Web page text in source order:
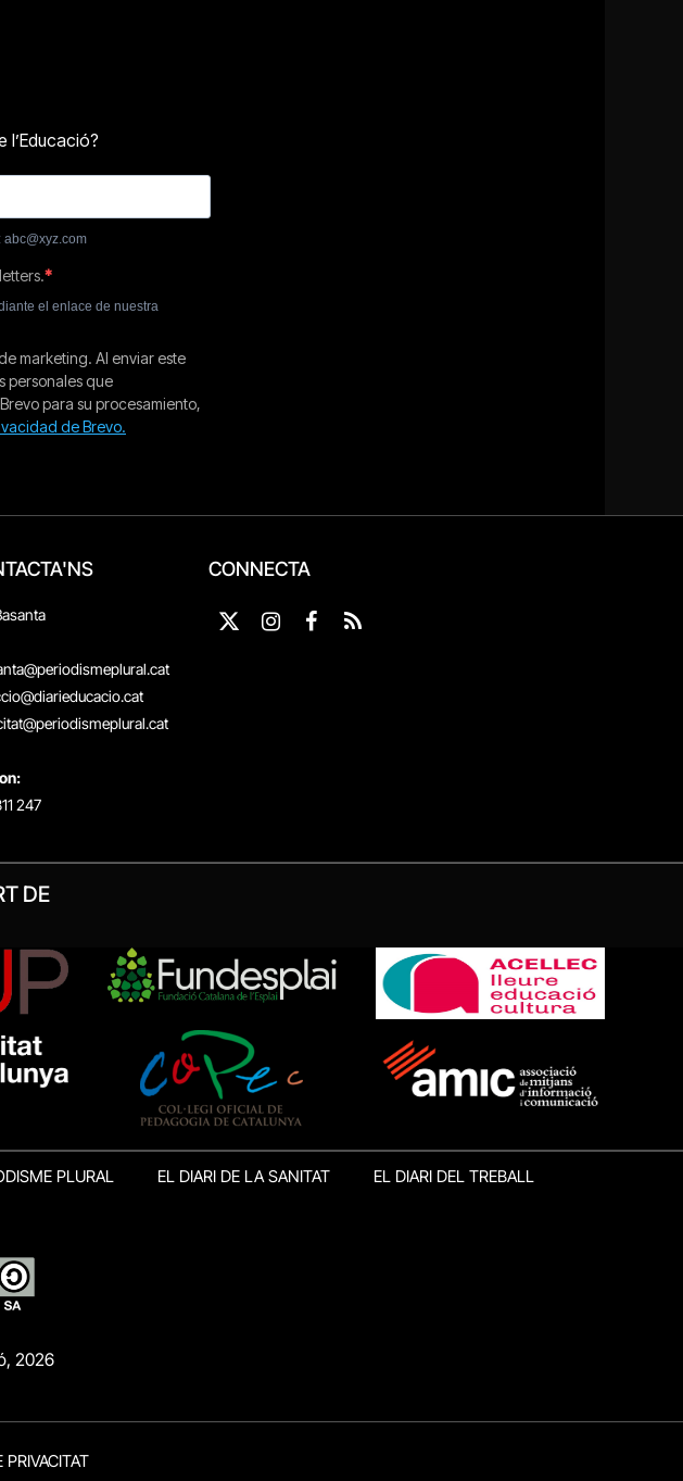
247
CONNECTA
X
Instagram
Facebook
RSS
DE
PLURAL EL DIARI DE LA SANITAT EL DIARI DEL TREBALL
2026